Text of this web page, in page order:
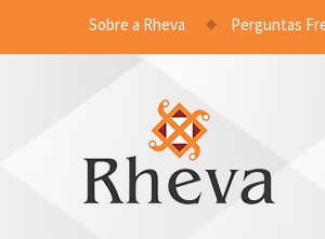
Sobre a Rheva Perguntas